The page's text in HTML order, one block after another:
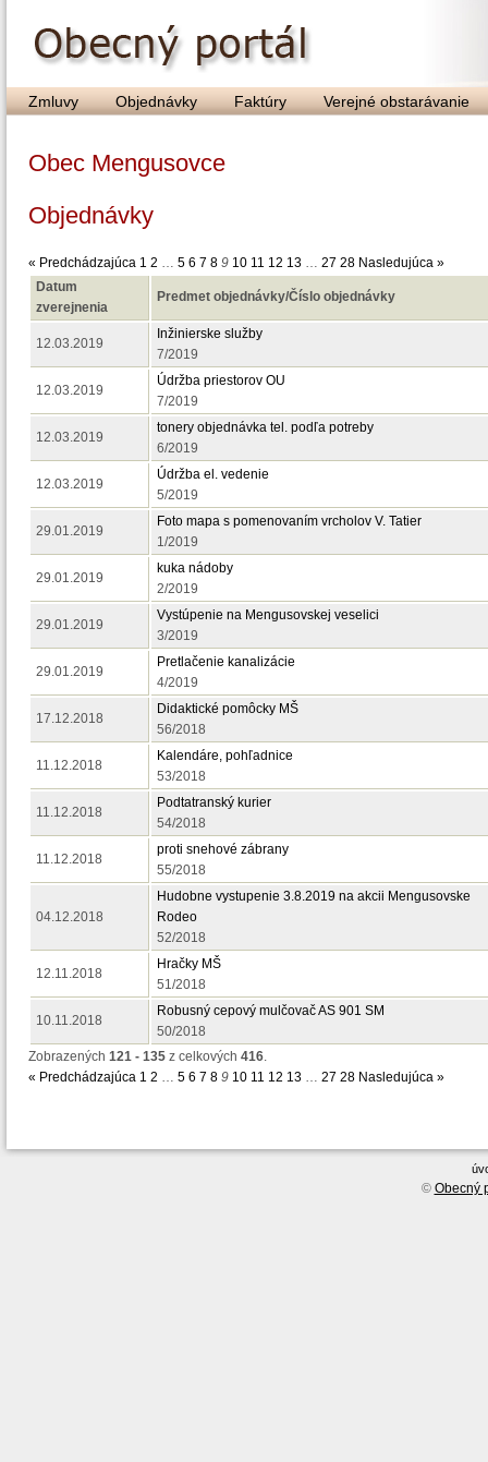
Zmluvy Objednávky Faktúry Verejné obstarávanie
Obec Mengusovce
Objednávky
« Predchádzajúca 1 2 … 5 6 7 8 9 10 11 12 13 … 27 28 Nasledujúca »
Datum
zverejnenia
Predmet objednávky/Číslo objednávky
12.03.2019
Inžinierske služby
7/2019
12.03.2019
Údržba priestorov OU
7/2019
12.03.2019
tonery objednávka tel. podľa potreby
6/2019
12.03.2019
Údržba el. vedenie
5/2019
29.01.2019
Foto mapa s pomenovaním vrcholov V. Tatier
1/2019
29.01.2019
kuka nádoby
2/2019
29.01.2019
Vystúpenie na Mengusovskej veselici
3/2019
29.01.2019
Pretlačenie kanalizácie
4/2019
17.12.2018
Didaktické pomôcky MŠ
56/2018
11.12.2018
Kalendáre, pohľadnice
53/2018
11.12.2018
Podtatranský kurier
54/2018
11.12.2018
proti snehové zábrany
55/2018
04.12.2018
Hudobne vystupenie 3.8.2019 na akcii Mengusovske
Rodeo
52/2018
12.11.2018
Hračky MŠ
51/2018
10.11.2018
Robusný cepový mulčovač AS 901 SM
50/2018
Zobrazených 121 - 135 z celkových 416.
« Predchádzajúca 1 2 … 5 6 7 8 9 10 11 12 13 … 27 28 Nasledujúca »
© Obecný